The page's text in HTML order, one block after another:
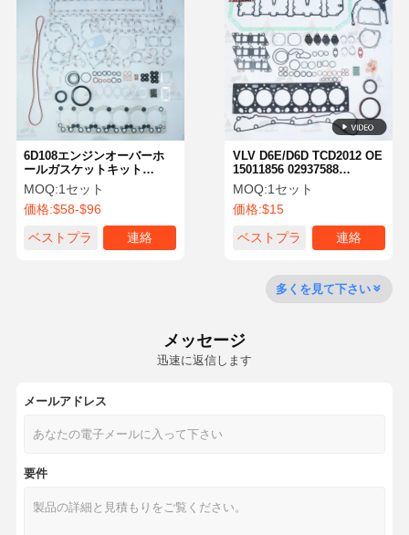
ホーム 製品 企業情報 会社案内
品質管理 お問い合わせ 今からお話し
幼虫のエンジン部分
クボタ エンジン部品
カミンズエンジン部品
YANMAR エンジン部品
DOOSAN 掘削機 エンジン 部品
VLV D6E/D6D TCD2012 OE
15011856 02937588
02931662 VLV EC210B
2012 エグババター用エンジ
ン修理ガスケキット
MOQ:1セット
価格:$15
ベストプラ
連絡
6D108エンジンオーバーホ
ールガスケットキット
PC270-6 WA300-6 OE 6152-
K1-9900 コマツエンジン部
品用
MOQ:1セット
価格:$58-$96
ベストプラ
連絡
多くを見て下さい
メッセージ
迅速に返信します
メールアドレス
要件